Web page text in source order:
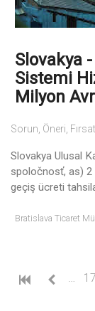
Slovakya
Sistemi
Milyon
Sorun, Öneri, Fırsat
Slovakya Ulusal
spoločnosť, as)
geçiş ücreti
Bratislava Ticaret